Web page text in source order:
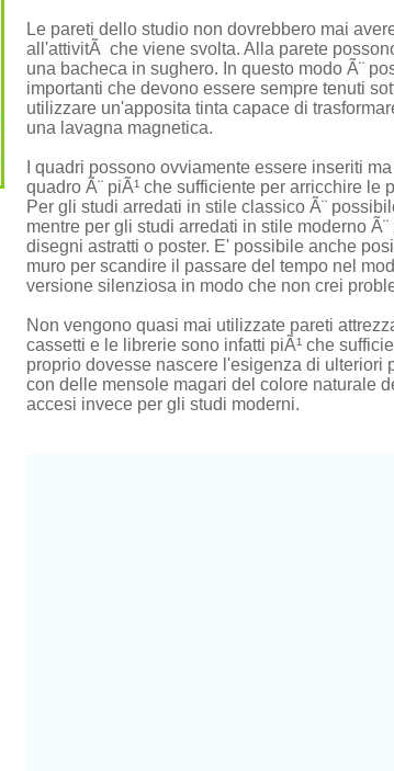
Le pareti dello studio non dovrebbero mai
all'attivitÃ che viene svolta. Alla parete
una bacheca in sughero. In questo modo Ã¨
importanti che devono essere sempre tenuti
utilizzare un'apposita tinta capace di
una lavagna magnetica.
I quadri possono ovviamente essere inseriti
quadro Ã¨ piÃ¹ che sufficiente per arricchire
Per gli studi arredati in stile classico Ã¨
mentre per gli studi arredati in stile moderno
disegni astratti o poster. E' possibile anche
muro per scandire il passare del tempo nel
versione silenziosa in modo che non crei
Non vengono quasi mai utilizzate pareti
cassetti e le librerie sono infatti piÃ¹ che
proprio dovesse nascere l'esigenza di ulteriori
con delle mensole magari del colore naturale
accesi invece per gli studi moderni.